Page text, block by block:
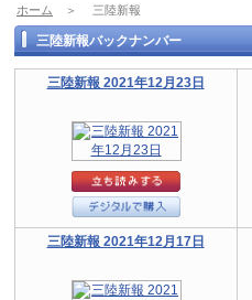
ホーム ＞ 三陸新報
三陸新報バックナンバー
三陸新報 2021年12月23日
三陸新報 2021年12月17日